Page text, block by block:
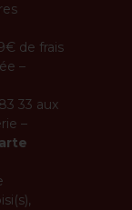
de frais
–
33 aux
–